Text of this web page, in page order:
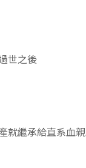
世之後
就繼承給直系血親